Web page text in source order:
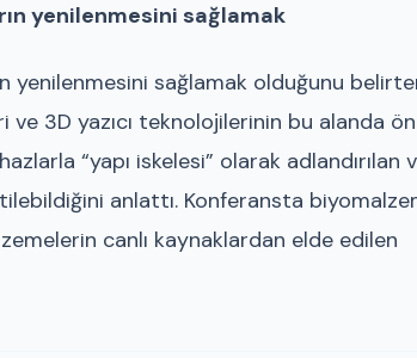
yenilenmesini sağlamak
yenilenmesini sağlamak olduğunu
3D yazıcı teknolojilerinin bu alanda
“yapı iskelesi” olarak adlandırılan
anlattı. Konferansta
canlı kaynaklardan elde edilen